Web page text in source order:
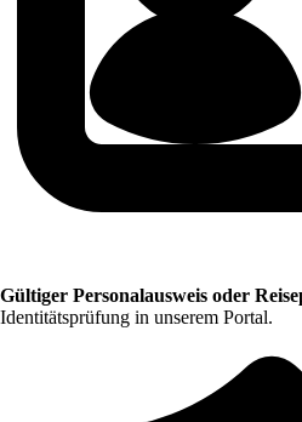
Gültiger Personalausweis oder
Identitätsprüfung in unserem Portal.